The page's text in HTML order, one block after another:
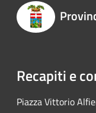
Recapiti e
Piazza Vittorio